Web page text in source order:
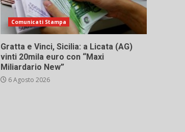
Comunicati Stampa
Gratta e Vinci, Sicilia: a Licata (AG)
vinti 20mila euro con “Maxi
Miliardario New”
6 Agosto 2026